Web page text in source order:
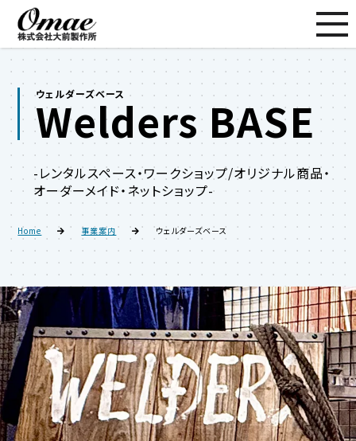
ウェルダーズベース
Welders BASE
-レンタルスペース・ワークショップ/オリジナル商品・
オーダーメイド・ネットショップ-
Home 事業案内 ウェルダーズベース